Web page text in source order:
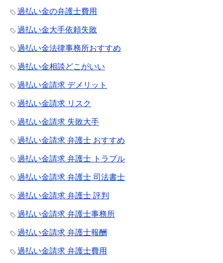
過払い金の弁護士費用
過払い金大手依頼失敗
過払い金法律事務所おすすめ
過払い金相談どこがいい
過払い金請求 デメリット
過払い金請求 リスク
過払い金請求 失敗大手
過払い金請求 弁護士 おすすめ
過払い金請求 弁護士 トラブル
過払い金請求 弁護士 司法書士
過払い金請求 弁護士 評判
過払い金請求 弁護士事務所
過払い金請求 弁護士報酬
過払い金請求 弁護士費用